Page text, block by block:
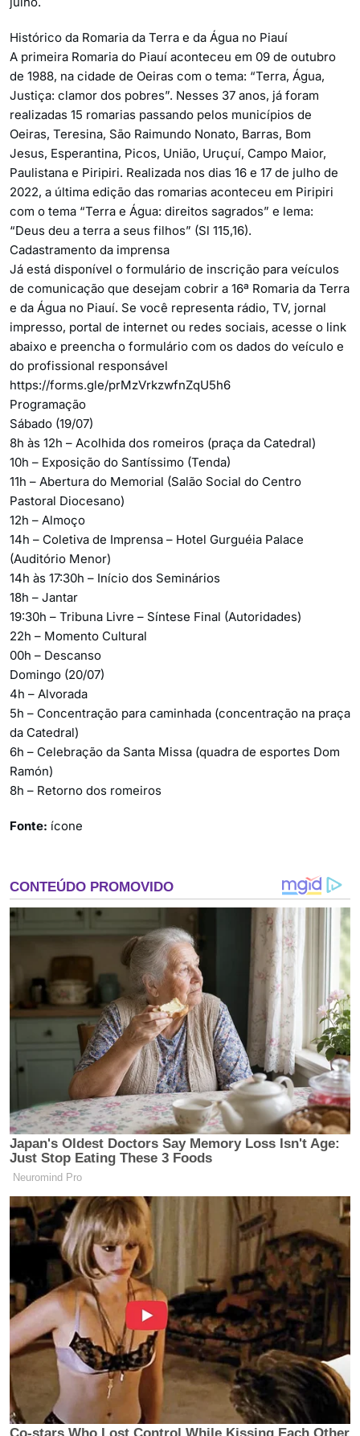
Histórico da Romaria da Terra e da Água no Piauí
A primeira Romaria do Piauí aconteceu em 09 de outubro
de 1988, na cidade de Oeiras com o tema: “Terra, Água,
Justiça: clamor dos pobres”. Nesses 37 anos, já foram
realizadas 15 romarias passando pelos municípios de
Oeiras, Teresina, São Raimundo Nonato, Barras, Bom
Jesus, Esperantina, Picos, União, Uruçuí, Campo Maior,
Paulistana e Piripiri. Realizada nos dias 16 e 17 de julho de
2022, a última edição das romarias aconteceu em Piripiri
com o tema “Terra e Água: direitos sagrados” e lema:
“Deus deu a terra a seus filhos” (Sl 115,16).
Cadastramento da imprensa
Já está disponível o formulário de inscrição para veículos
de comunicação que desejam cobrir a 16ª Romaria da Terra
e da Água no Piauí. Se você representa rádio, TV, jornal
impresso, portal de internet ou redes sociais, acesse o link
abaixo e preencha o formulário com os dados do veículo e
do profissional responsável
https://forms.gle/prMzVrkzwfnZqU5h6
Programação
Sábado (19/07)
8h às 12h – Acolhida dos romeiros (praça da Catedral)
10h – Exposição do Santíssimo (Tenda)
11h – Abertura do Memorial (Salão Social do Centro
Pastoral Diocesano)
12h – Almoço
14h – Coletiva de Imprensa – Hotel Gurguéia Palace
(Auditório Menor)
14h às 17:30h – Início dos Seminários
18h – Jantar
19:30h – Tribuna Livre – Síntese Final (Autoridades)
22h – Momento Cultural
00h – Descanso
Domingo (20/07)
4h – Alvorada
5h – Concentração para caminhada (concentração na praça
da Catedral)
6h – Celebração da Santa Missa (quadra de esportes Dom
Ramón)
8h – Retorno dos romeiros
Fonte: ícone